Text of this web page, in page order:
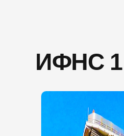
ИФНС